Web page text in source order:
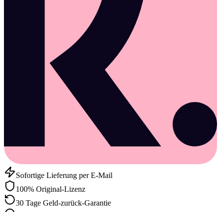
Sofortige Lieferung per E-Mail
100% Original-Lizenz
30 Tage Geld-zurück-Garantie